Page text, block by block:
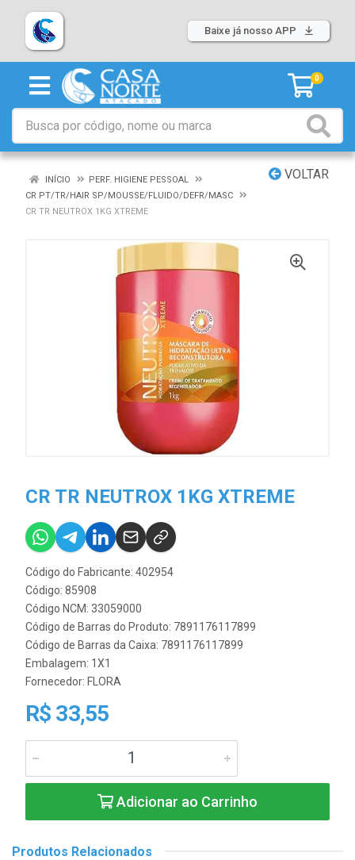
Baixe já nosso APP
0
VOLTAR
INÍCIO
PERF. HIGIENE PESSOAL
CR PT/TR/HAIR SP/MOUSSE/FLUIDO/DEFR/MASC
CR TR NEUTROX 1KG XTREME
CR TR NEUTROX 1KG XTREME
Código do Fabricante: 402954
Código: 85908
Código NCM: 33059000
Código de Barras do Produto: 7891176117899
Código de Barras da Caixa: 7891176117899
Embalagem: 1X1
Fornecedor: FLORA
R$ 33,55
Adicionar ao Carrinho
Produtos Relacionados